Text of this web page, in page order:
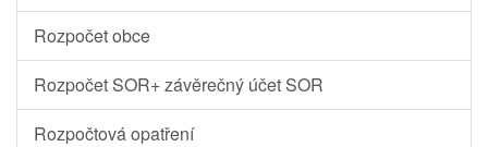
Rozpočet obce
Rozpočet SOR+ závěrečný účet SOR
Rozpočtová opatření